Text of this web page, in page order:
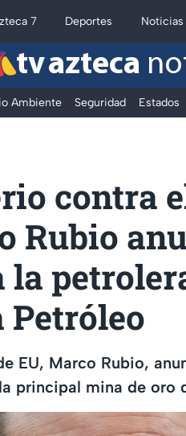
7 Deportes Noticias
tv azteca
Ambiente Seguridad Estados
contra
Rubio
la
Petróleo
EU, Marco Rubio,
principal mina de oro